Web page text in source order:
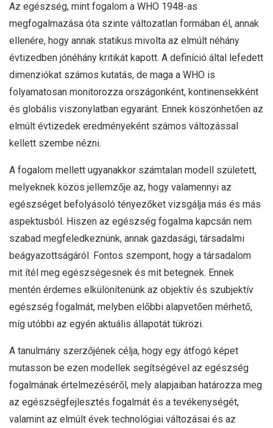
Az egészség, mint fogalom a WHO 1948-as
megfogalmazása óta szinte változatlan formában él, annak
ellenére, hogy annak statikus mivolta az elmúlt néhány
évtizedben jónéhány kritikát kapott. A definíció által lefedett
dimenziókat számos kutatás, de maga a WHO is
folyamatosan monitorozza országonként, kontinensekként
és globális viszonylatban egyaránt. Ennek köszönhetően az
elmúlt évtizedek eredményeként számos változással
kellett szembe nézni.
A fogalom mellett ugyanakkor számtalan modell született,
melyeknek közös jellemzője az, hogy valamennyi az
egészséget befolyásoló tényezőket vizsgálja más és más
aspektusból. Hiszen az egészség fogalma kapcsán nem
szabad megfeledkeznünk, annak gazdasági, társadalmi
beágyazottságáról. Fontos szempont, hogy a társadalom
mit ítél meg egészségesnek és mit betegnek. Ennek
mentén érdemes elkülönítenünk az objektív és szubjektív
egészség fogalmát, melyben előbbi alapvetően mérhető,
míg utóbbi az egyén aktuális állapotát tükrözi.
A tanulmány szerzőjének célja, hogy egy átfogó képet
mutasson be ezen modellek segítségével az egészség
fogalmának értelmezéséről, mely alapjaiban határozza meg
az egészségfejlesztés fogalmát és a tevékenységét,
valamint az elmúlt évek technológiai változásai és az